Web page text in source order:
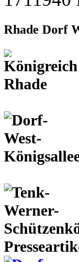
Rhade Dorf